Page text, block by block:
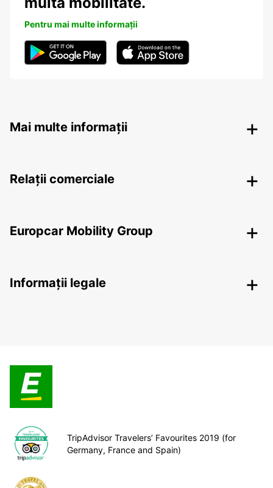
Pentru mai multe informații
Mai multe informații
Relații comerciale
Europcar Mobility Group
Informații legale
TripAdvisor Travelers’ Favourites 2019 (for
Germany, France and Spain)